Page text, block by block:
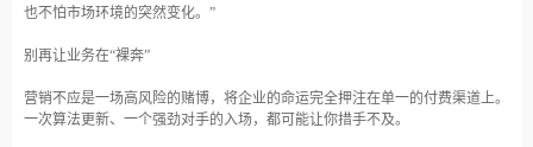
也不怕市场环境的突然变化。”
别再让业务在“裸奔”
营销不应是一场高风险的赌博，将企业的命运完全押注在单一的付费渠道上。
一次算法更新、一个强劲对手的入场，都可能让你措手不及。